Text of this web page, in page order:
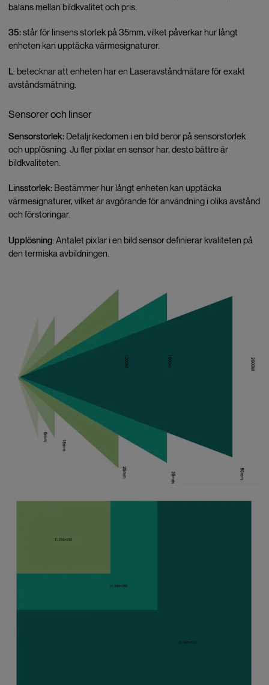
balans mellan bildkvalitet och pris.
35:står för linsens storlek på 35mm, vilket påverkar hur långt
enheten kan upptäcka värmesignaturer.
L: betecknar att enheten har en Laseravståndmätare för exakt
avståndsmätning.
Sensorer och linser
Sensorstorlek: Detaljrikedomen i en bild beror på sensorstorlek
och upplösning. Ju fler pixlar en sensor har, desto bättre är
bildkvaliteten.
Linsstorlek: Bestämmer hur långt enheten kan upptäcka
värmesignaturer, vilket är avgörande för användning i olika avstånd
och förstoringar.
Upplösning: Antalet pixlar i en bild sensor definierar kvaliteten på
den termiska avbildningen.